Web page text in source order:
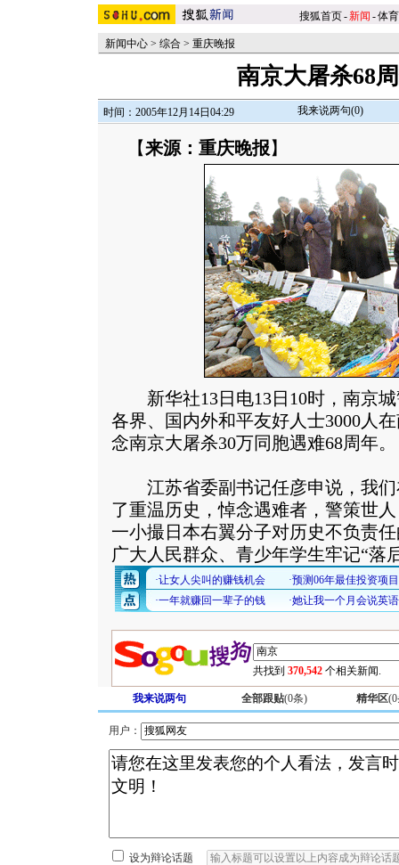
搜狐首页-新闻 -体育
新闻中心 > 综合 > 重庆晚报
南京大屠杀68
时间：2005年12月14日04:29 我来说两句(0)
【来源：重庆晚报 】
新华社13日电13日10时，南京城
各界、国内外和平友好人士3000人
念南京大屠杀30万同胞遇难68周年。
江苏省委副书记任彦申说，我们
了重温历史，悼念遇难者，警策世
一小撮日本右翼分子对历史不负责
广大人民群众、青少年学生牢记“落
共找到 370,542 个相关新闻.
我来说两句 全部跟贴(0条) 精华区(0
用户：
设为辩论话题